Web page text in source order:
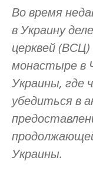
Во время
в Украину
церквей (ВСЦ)
монастыре в
Украины, где
убедиться в
Украины.